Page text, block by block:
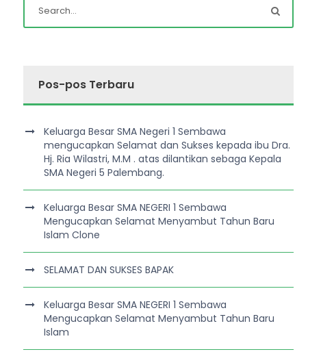
Pos-pos Terbaru
Keluarga Besar SMA Negeri 1 Sembawa
mengucapkan Selamat dan Sukses kepada ibu Dra.
Hj. Ria Wilastri, M.M . atas dilantikan sebaga Kepala
SMA Negeri 5 Palembang.
Keluarga Besar SMA NEGERI 1 Sembawa
Mengucapkan Selamat Menyambut Tahun Baru
Islam Clone
SELAMAT DAN SUKSES BAPAK
Keluarga Besar SMA NEGERI 1 Sembawa
Mengucapkan Selamat Menyambut Tahun Baru
Islam